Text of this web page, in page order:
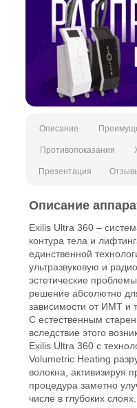
Описание
Противопоказания
Презентация
Описание
Exilis Ultra 360 –
контура тела и
единственной
ультразвуковую и
эстетические
решение абсолютно
зависимости от ИМТ и
С естественным
вследствие этого
Exilis Ultra 360 с
Volumetric Heating
волокна, активизируя
процедура заметно
числе в глубоких слоях.